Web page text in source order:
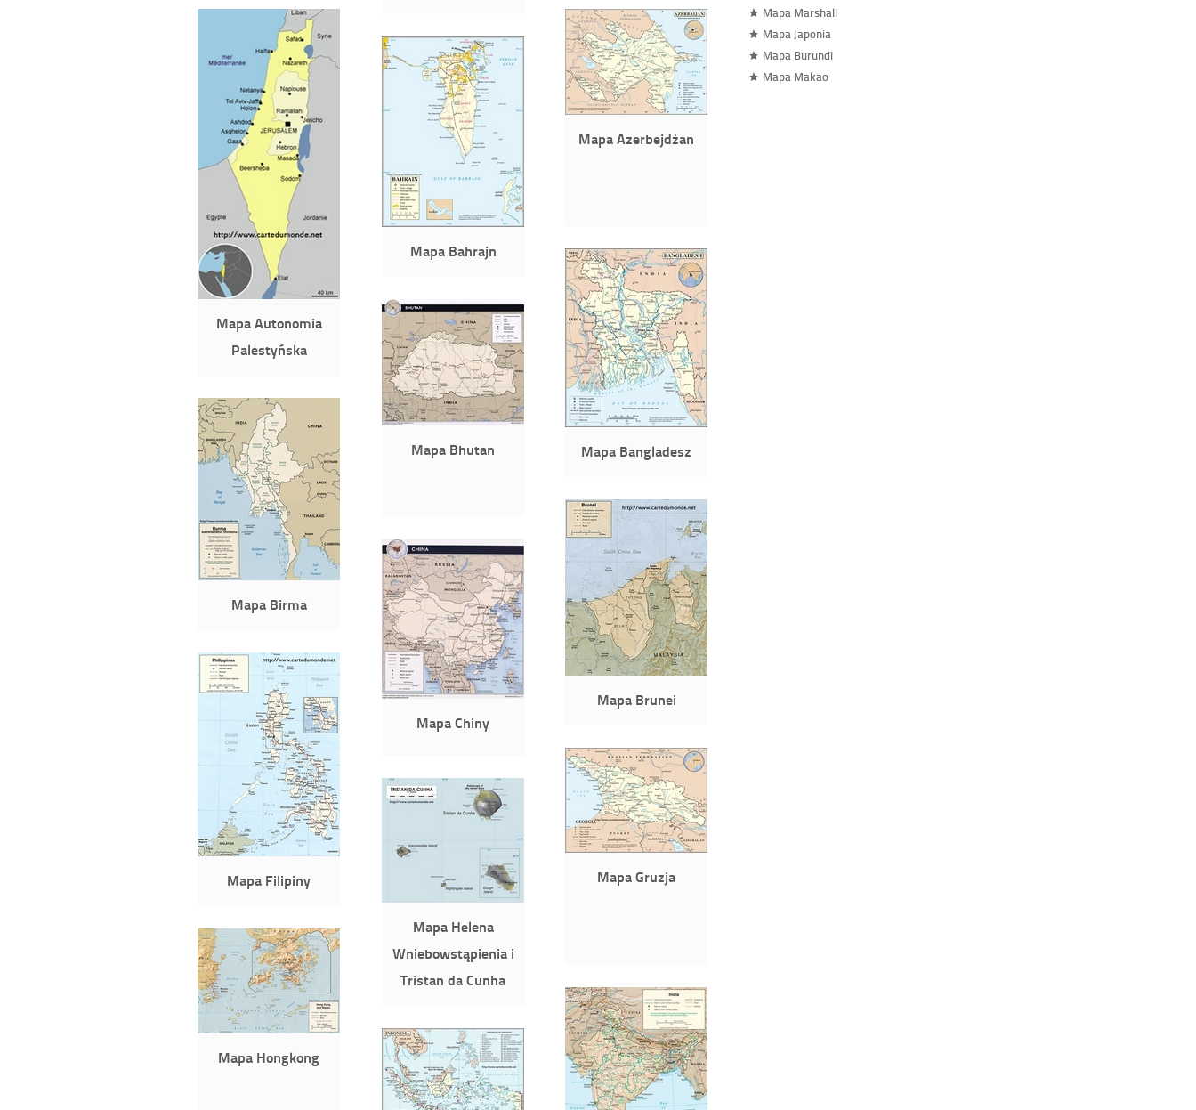
Mapa Autonomia
Palestyńska
Mapa Azerbejdżan
Mapa Bahrajn
Mapa Bangladesz
Mapa Bhutan
Mapa Birma
Mapa Brunei
Mapa Chiny
Mapa Filipiny Mapa Gruzja
Mapa Helena
Wniebowstąpienia i
Tristan da Cunha
Mapa Hongkong
Mapa Marshall
Mapa Japonia
Mapa Burundi
Mapa Makao